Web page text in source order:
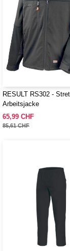
RESULT RS302 -
Arbeitsjacke
65,99 CHF
85,61 CHF